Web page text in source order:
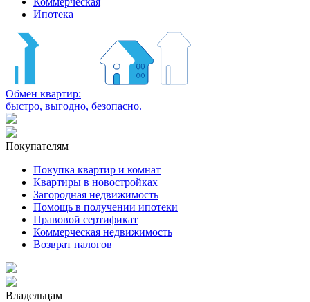
Ипотека
Обмен квартир:
быстро, выгодно, безопасно.
Покупателям
Покупка квартир и комнат
Квартиры в новостройках
Загородная недвижимость
Помощь в получении ипотеки
Правовой сертификат
Коммерческая недвижимость
Возврат налогов
Владельцам